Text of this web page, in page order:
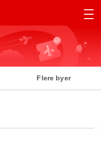
Flere byer